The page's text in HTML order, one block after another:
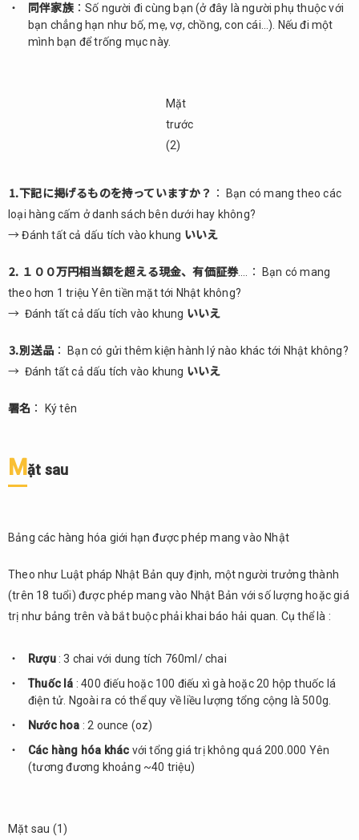
同伴家族：Số người đi cùng bạn (ở đây là người phụ thuộc với
bạn chẳng hạn như bố, mẹ, vợ, chồng, con cái…). Nếu đi một
mình bạn để trống mục này.
Mặt
trước
(2)
⒈下記に掲げるものを持っていますか？
： Bạn có mang theo các
loại hàng cấm ở danh sách bên dưới hay không?
→ Đánh tất cả dấu tích vào khung いいえ
⒉ １００万円相当額を超える現金、有価証券….： Bạn có mang
theo hơn 1 triệu Yên tiền mặt tới Nhật không?
→ Đánh tất cả dấu tích vào khung いいえ
⒊別送品： Bạn có gửi thêm kiện hành lý nào khác tới Nhật không?
→ Đánh tất cả dấu tích vào khung いいえ
署名 ： Ký tên
Mặt sau
Bảng các hàng hóa giới hạn được phép mang vào Nhật
Theo như Luật pháp Nhật Bản quy định, một người trưởng thành
(trên 18 tuổi) được phép mang vào Nhật Bản với số lượng hoặc giá
trị như bảng trên và bắt buộc phải khai báo hải quan. Cụ thể là :
Rượu: 3 chai với dung tích 760ml/ chai
Thuốc lá : 400 điếu hoặc 100 điếu xì gà hoặc 20 hộp thuốc lá
điện tử. Ngoài ra có thể quy về liều lượng tổng cộng là 500g.
Nước hoa : 2 ounce (oz)
Các hàng hóa khác với tổng giá trị không quá 200.000 Yên
(tương đương khoảng ~40 triệu)
Mặt sau (1)